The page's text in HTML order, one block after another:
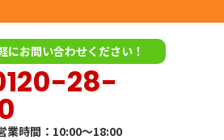
にお問い合わせください！
28-
業時間：10:00～18:00